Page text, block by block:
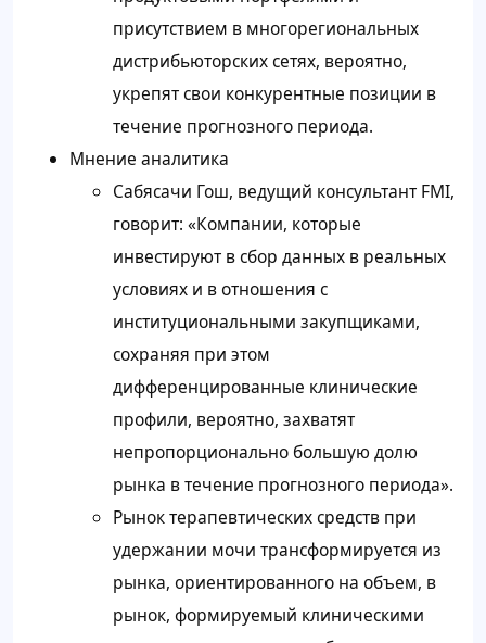
присутствием в многорегиональных
дистрибьюторских сетях, вероятно,
укрепят свои конкурентные позиции в
течение прогнозного периода.
Мнение аналитика
Сабясачи Гош, ведущий консультант FMI,
говорит: «Компании, которые
инвестируют в сбор данных в реальных
условиях и в отношения с
институциональными закупщиками,
сохраняя при этом
дифференцированные клинические
профили, вероятно, захватят
непропорционально большую долю
рынка в течение прогнозного периода».
Рынок терапевтических средств при
удержании мочи трансформируется из
рынка, ориентированного на объем, в
рынок, формируемый клиническими